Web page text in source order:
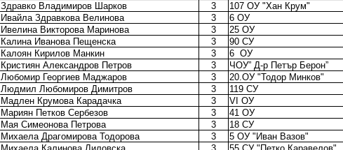
Здравко Владимиров Шарков
3 107 ОУ "Хан Крум"
Ивайла Здравкова Велинова
3 6 ОУ
Ивелина Викторова Маринова
3 25 ОУ
Калина Иванова Пещенска
3 90 СУ
Калоян Кирилов Манкин
3 6 ОУ
Кристиян Александров Петров
3 ЧОУ” Д-р Петър Берон”
Любомир Георгиев Маджаров
3 20.ОУ "Тодор Минков"
Людмил Любомиров Димитров
3 119 СУ
Мадлен Крумова Карадачка
3 VI ОУ
Мариян Петков Сербезов
3 41 ОУ
Мая Симеонова Петрова
3 18 СУ
Михаела Драгомирова Тодорова
3 5 ОУ "Иван Вазов"